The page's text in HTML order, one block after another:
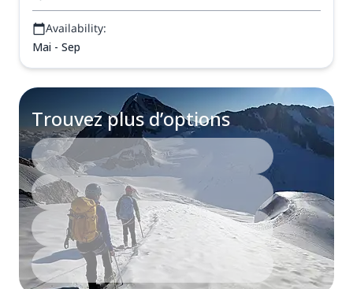
Availability:
Mai - Sep
Trouvez plus d’options